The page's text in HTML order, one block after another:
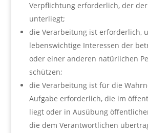
Verpflichtung erforderlich, der
unterliegt;
die Verarbeitung ist erforderlich,
lebenswichtige Interessen der
oder einer anderen natürlichen
schützen;
die Verarbeitung ist für die
Aufgabe erforderlich, die im
liegt oder in Ausübung
die dem Verantwortlichen